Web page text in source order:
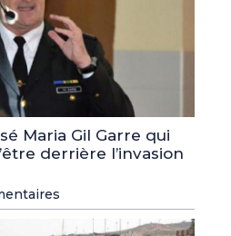
Maria Gil Garre qui
derrière l’invasion